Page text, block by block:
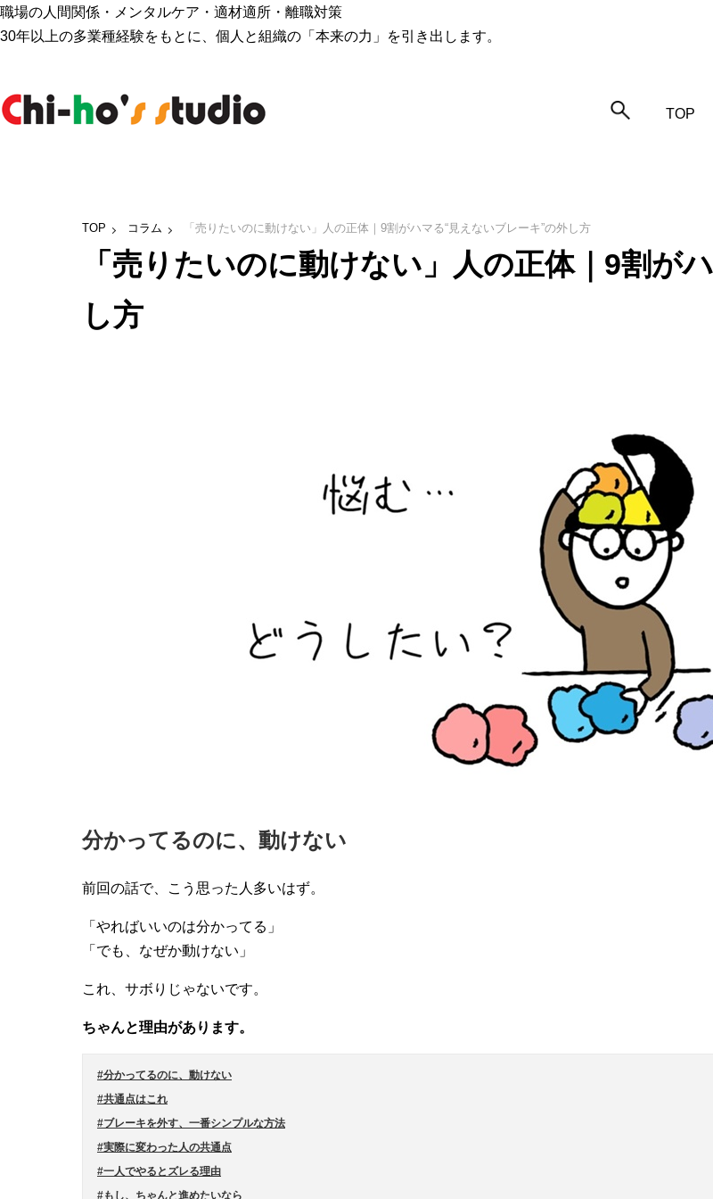
職場の人間関係・メンタルケア・適材適所・離職対策
30年以上の多業種経験をもとに、個人と組織の「本来の力」を引き出します。
TOP
TOP コラム 「売りたいのに動けない」人の正体｜9割がハマる“見えないブレーキ”の外し方
「売りたいのに動けない」人の正体｜9割が
し方
分かってるのに、動けない
前回の話で、こう思った人多いはず。
「やればいいのは分かってる」
「でも、なぜか動けない」
これ、サボりじゃないです。
ちゃんと理由があります。
#分かってるのに、動けない
#共通点はこれ
#ブレーキを外す、一番シンプルな方法
#実際に変わった人の共通点
#一人でやるとズレる理由
#もし、ちゃんと進めたいなら